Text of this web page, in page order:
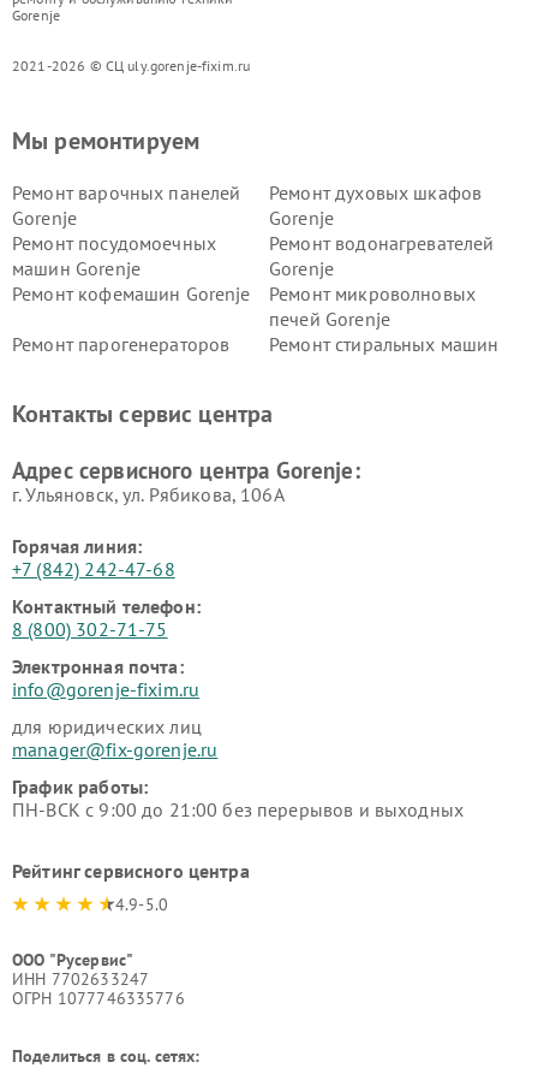
Gorenje
2021-2026 © СЦ uly.gorenje-fixim.ru
Мы ремонтируем
Ремонт варочных панелей
Gorenje
Ремонт духовых шкафов
Gorenje
Ремонт посудомоечных
машин Gorenje
Ремонт водонагревателей
Gorenje
Ремонт кофемашин Gorenje
Ремонт микроволновых
печей Gorenje
Ремонт парогенераторов
Ремонт стиральных машин
Контакты сервис центра
Адрес сервисного центра Gorenje:
г. Ульяновск, ул. Рябикова, 106А
Горячая линия:
+7 (842) 242-47-68
Контактный телефон:
8 (800) 302-71-75
Электронная почта:
info@gorenje-fixim.ru
для юридических лиц
manager@fix-gorenje.ru
График работы:
ПН-ВСК с 9:00 до 21:00 без перерывов и выходных
Рейтинг сервисного центра
4.9-5.0
ООО "Русервис"
ИНН 7702633247
ОГРН 1077746335776
Поделиться в соц. сетях: